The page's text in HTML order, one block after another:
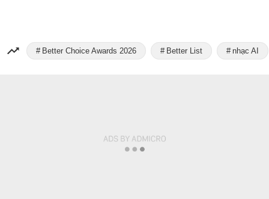
Better Choice Awards 2026 Better List nhạc AI